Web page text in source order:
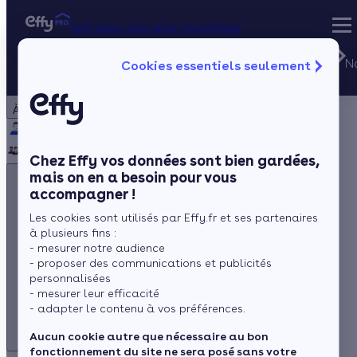
Cookies essentiels seulement
Chez Effy vos données sont bien gardées,
mais on en a besoin pour vous
accompagner !
Les cookies sont utilisés par Effy.fr et ses partenaires
à plusieurs fins :
- mesurer notre audience
- proposer des communications et publicités
personnalisées
- mesurer leur efficacité
- adapter le contenu à vos préférences.
Aucun cookie autre que nécessaire au bon
fonctionnement du site ne sera posé sans votre
À propos
Notre équipe
Rejoignez-nous Presse
Spécialiste rénovation énergétique
d'aide ?
Besoin d'aide ?
Du lundi au vendredi de 8h à 20h
(prix d'un appel local)
Spécialiste rénovation énergétique